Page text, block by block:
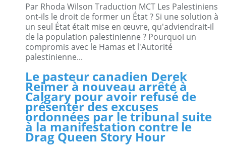
Par Rhoda Wilson Traduction MCT Les Palestiniens
ont-ils le droit de former un État ? Si une solution à
un seul État était mise en œuvre, qu'adviendrait-il
de la population palestinienne ? Pourquoi un
compromis avec le Hamas et l'Autorité
palestinienne...
Le pasteur canadien Derek
Reimer à nouveau arrêté à
Calgary pour avoir refusé de
présenter des excuses
ordonnées par le tribunal suite
à la manifestation contre le
Drag Queen Story Hour